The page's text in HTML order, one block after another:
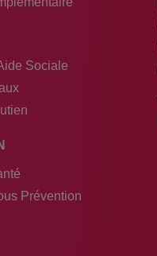
Sociale
Prévention